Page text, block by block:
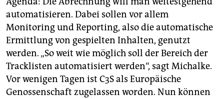
automatisieren. Dabei sollen vor allem
Monitoring und Reporting, also die automatische
Ermittlung von gespielten Inhalten, genutzt
werden. „So weit wie möglich soll der Bereich der
Tracklisten automatisiert werden“, sagt Michalke.
Vor wenigen Tagen ist C3S als Europäische
Genossenschaft zugelassen worden. Nun können